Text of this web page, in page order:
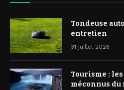
Tondeuse
entretien
31 juillet 2026
Tourisme :
méconnus du